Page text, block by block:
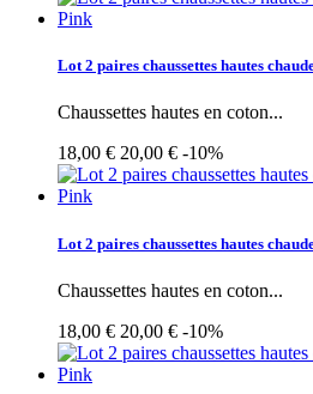
Lot 2 paires chaussettes hautes
Chaussettes hautes en coton...
18,00 € 20,00 € -10%
Lot 2 paires chaussettes hautes
Chaussettes hautes en coton...
18,00 € 20,00 € -10%